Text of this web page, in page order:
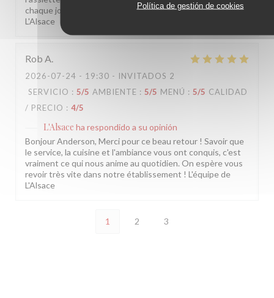
Política de gestión de cookies
chaque jour. On espère vous revoir très vite ! L'équipe de
L'Alsace
Rob A
2026-07-24 - 19:30 - INVITADOS 2
SERVICIO : 5/5 AMBIENTE : 5/5 MENÚ : 5/5 CALIDAD
/ PRECIO : 4/5
L'Alsace ha respondido a su opinión
Bonjour Anderson, Merci pour ce beau retour ! Savoir que
le service, la cuisine et l'ambiance vous ont conquis, c'est
vraiment ce qui nous anime au quotidien. On espère vous
revoir très vite dans notre établissement ! L'équipe de
L'Alsace
1 2 3